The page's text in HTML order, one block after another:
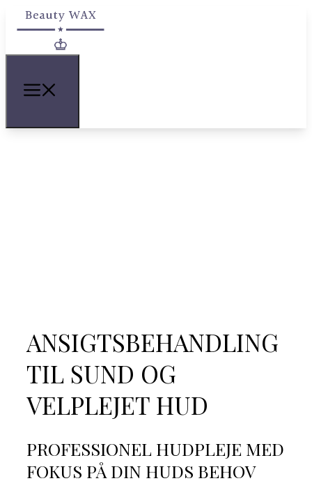
ANSIGTSBEHANDLING
TIL SUND OG
VELPLEJET HUD
PROFESSIONEL HUDPLEJE MED
FOKUS PÅ DIN HUDS BEHOV